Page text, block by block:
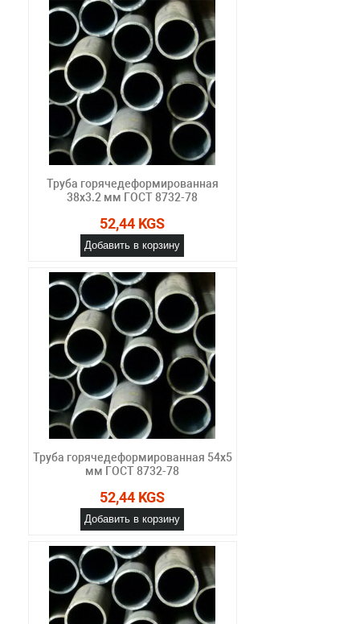
Труба горячедеформированная
38х3.2 мм ГОСТ 8732-78
52,44 KGS
Добавить в корзину
Труба горячедеформированная 54х5
мм ГОСТ 8732-78
52,44 KGS
Добавить в корзину